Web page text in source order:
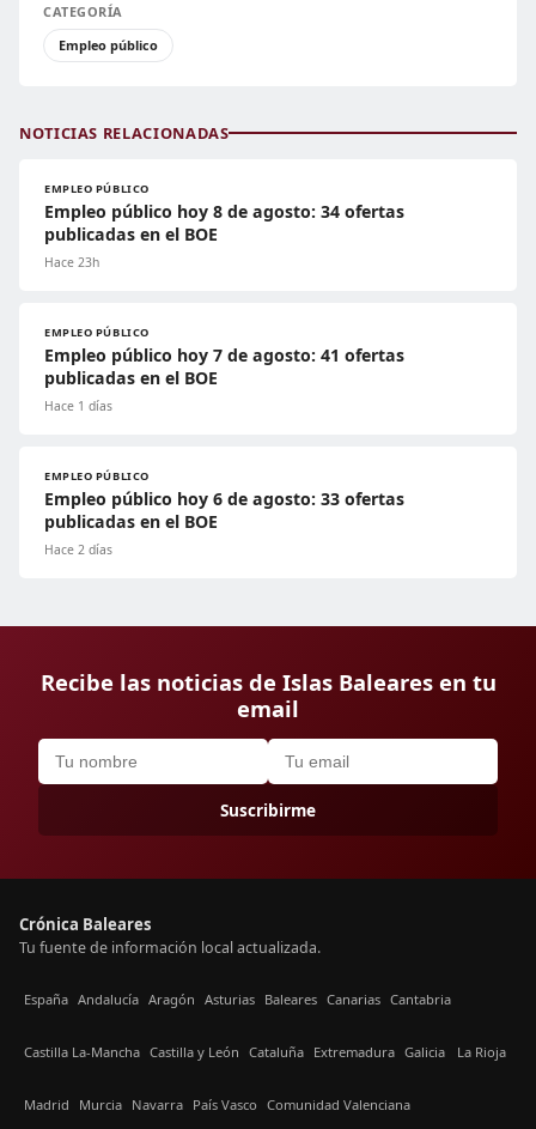
CATEGORÍA
Empleo público
NOTICIAS RELACIONADAS
EMPLEO PÚBLICO
Empleo público hoy 8 de agosto: 34 ofertas
publicadas en el BOE
Hace 23h
EMPLEO PÚBLICO
Empleo público hoy 7 de agosto: 41 ofertas
publicadas en el BOE
Hace 1 días
EMPLEO PÚBLICO
Empleo público hoy 6 de agosto: 33 ofertas
publicadas en el BOE
Hace 2 días
Recibe las noticias de Islas Baleares en tu
email
Suscribirme
Crónica Baleares
Tu fuente de información local actualizada.
España Andalucía Aragón Asturias Baleares Canarias Cantabria
Castilla La-Mancha Castilla y León Cataluña Extremadura Galicia La Rioja
Madrid Murcia Navarra País Vasco Comunidad Valenciana